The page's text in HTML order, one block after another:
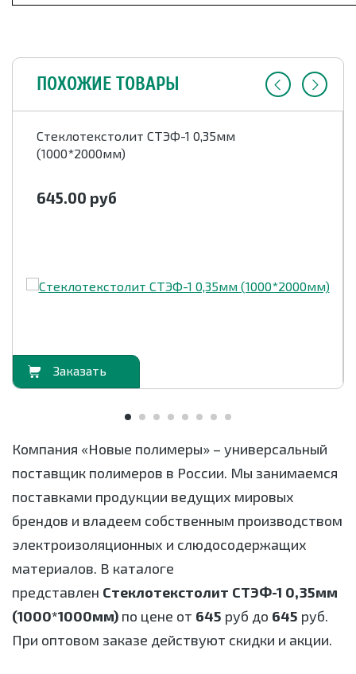
ПОХОЖИЕ ТОВАРЫ
Стеклотекстолит СТЭФ-1 0,35мм
(1000*2000мм)
645.00 руб
Компания «Новые полимеры» – универсальный
поставщик полимеров в России. Мы занимаемся
поставками продукции ведущих мировых
брендов и владеем собственным производством
электроизоляционных и слюдосодержащих
материалов. В каталоге
представлен Стеклотекстолит СТЭФ-1 0,35мм
(1000*1000мм) по цене от 645 руб до 645 руб.
При оптовом заказе действуют скидки и акции.